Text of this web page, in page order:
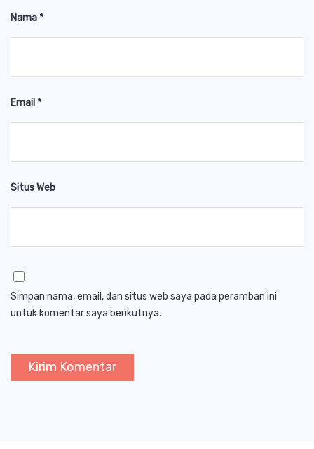
Nama*
Email *
Situs Web
Simpan nama, email, dan situs web saya pada peramban ini
untuk komentar saya berikutnya.